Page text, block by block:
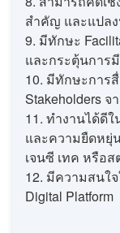
สำคัญ และแปล
9. มีทักษะ
และกระตุ้นการ
10. มีทักษะการ
Stakeholders จ
11. ทำงานได้ดี
และความยืดหยุ่
เจนซี เทค หรือ
12. มีความสนใ
Digital Platform